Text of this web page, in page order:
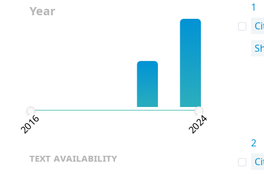
Year
2016 2024
text availability
1
2